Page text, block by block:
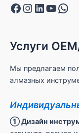
Facebook
Instagram
LinkedIn
Услуги
Мы предлагаем
алмазных
① Дизайн